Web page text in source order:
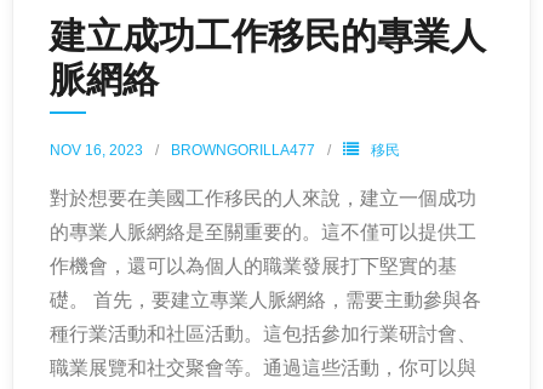
建立成功工作移民的專業人
脈網絡
NOV 16, 2023 BROWNGORILLA477 移民
對於想要在美國工作移民的人來說，建立一個成功
的專業人脈網絡是至關重要的。這不僅可以提供工
作機會，還可以為個人的職業發展打下堅實的基
礎。 首先，要建立專業人脈網絡，需要主動參與各
種行業活動和社區活動。這包括參加行業研討會、
職業展覽和社交聚會等。通過這些活動，你可以與